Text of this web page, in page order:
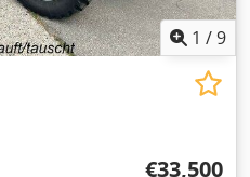
1 /9
€33,500